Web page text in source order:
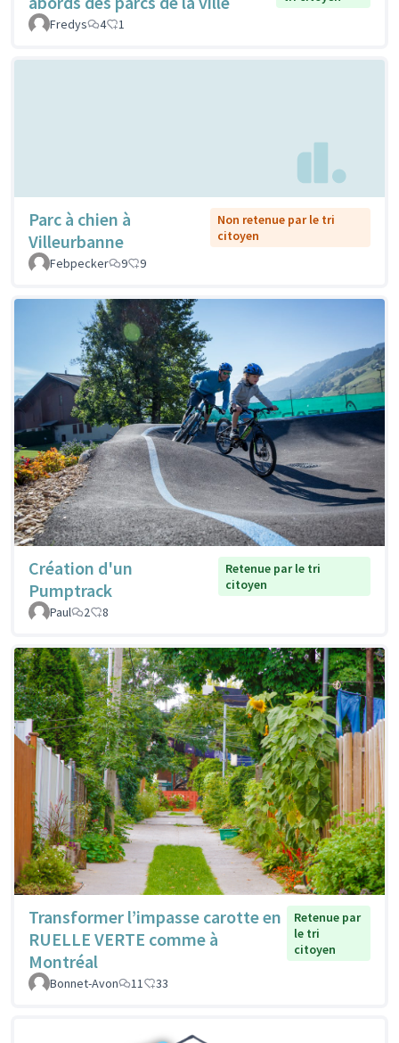
Fredys
4 1
Parc à chien à
Villeurbanne
Non retenue par le tri
citoyen
Febpecker
9 9
Création d'un
Pumptrack
Retenue par le tri
citoyen
Paul
2 8
Transformer l’impasse carotte en
RUELLE VERTE comme à
Montréal
Retenue par
le tri
citoyen
Bonnet-Avon 11 33